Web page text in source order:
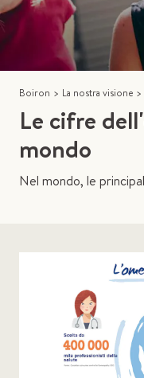
Boiron > La nostra visione >
Le cifre
mondo
Nel mondo, le